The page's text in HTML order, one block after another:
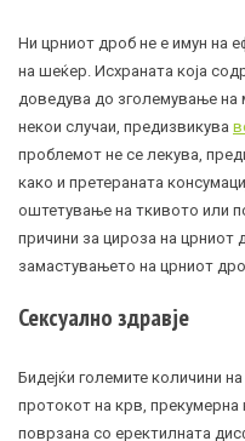
Ни црниот дроб не е имун на
на шеќер. Исхраната која
доведува до зголемување
некои случаи, предизвикува
проблемот не се лекува,
како и претераната
оштетување на ткивото или
причини за цироза на црниот
замастувањето на црниот
Сексуално здравје
Бидејќи големите количини
протокот на крв, прекумерна
поврзана со еректилната